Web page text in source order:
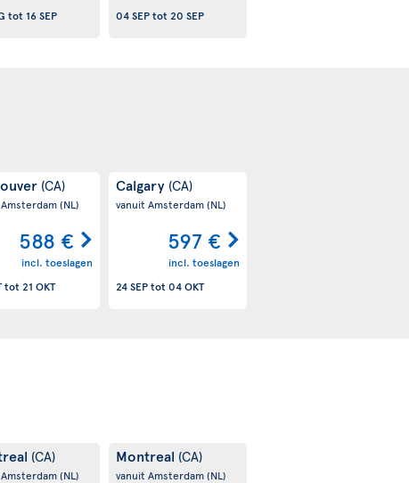
tot 16 SEP
04 SEPtot 20 SEP
(CA)
(NL)
588 €
incl. toeslagen
tot 21 OKT
Calgary (CA)
vanuit Amsterdam(NL)
597 €
incl. toeslagen
24 SEPtot 04 OKT
(CA)
(NL)
Montreal (CA)
vanuit Amsterdam(NL)